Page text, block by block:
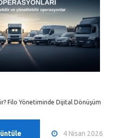
Filo Yönetiminde Dijital Dönüşüm
4 Nisan 2026